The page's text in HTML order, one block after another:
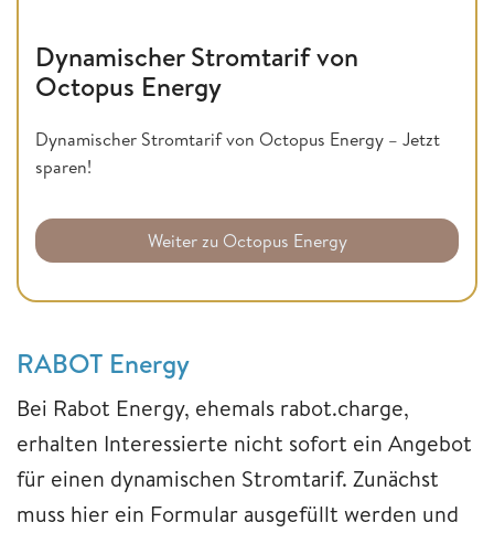
Dynamischer Stromtarif von
Octopus Energy
Dynamischer Stromtarif von Octopus Energy – Jetzt
sparen!
Weiter zu Octopus Energy
RABOT Energy
Bei Rabot Energy, ehemals rabot.charge,
erhalten Interessierte nicht sofort ein Angebot
für einen dynamischen Stromtarif. Zunächst
muss hier ein Formular ausgefüllt werden und